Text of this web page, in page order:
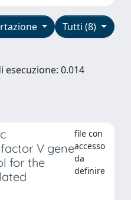
Tutti (8)
esecuzione: 0.014
V gene
for the
file con
accesso
da
definire